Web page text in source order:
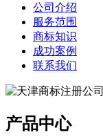
公司介绍
服务范围
商标知识
成功案例
联系我们
产品中心